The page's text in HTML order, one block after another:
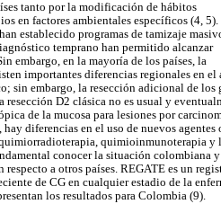
tanto por la modificación de hábitos
en factores ambientales específicos (4, 5).
establecido programas de tamizaje
temprano han permitido alcanzar
embargo, en la mayoría de los países, la
importantes diferencias regionales en el
sin embargo, la resección adicional de los
D2 clásica no es usual y
de la mucosa para lesiones por
diferencias en el uso de nuevos agentes
quimioinmunoterapia y
conocer la situación colombiana
a otros países. REGATE es un
de CG en cualquier estadio de la
los resultados para Colombia (9).